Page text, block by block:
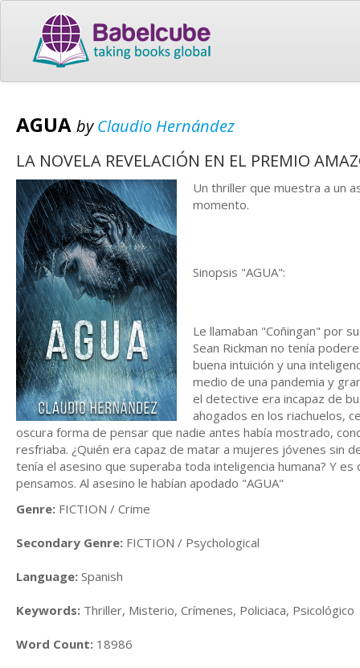
AGUA byClaudio Hernández
LA NOVELA REVELACIÓN EN EL PREMIO
Un thriller que muestra a un
momento.
Sinopsis "AGUA":
Le llamaban "Coñingan" por
Sean Rickman no tenía
buena intuición y una
medio de una pandemia y
el detective era incapaz de
ahogados en los riachuelos,
oscura forma de pensar que nadie antes había mostrado,
resfriaba. ¿Quién era capaz de matar a mujeres jóvenes sin
tenía el asesino que superaba toda inteligencia humana? Y
pensamos. Al asesino le habían apodado "AGUA"
Genre: FICTION / Crime
Secondary Genre: FICTION / Psychological
Language: Spanish
Keywords: Thriller, Misterio, Crímenes, Policiaca, Psicológico
Word Count: 18986